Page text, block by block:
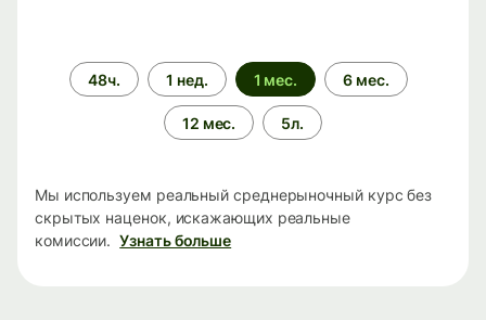
Период
времени
48ч. 1 нед. 1 мес. 6 мес.
12 мес. 5л.
Мы используем реальный среднерыночный курс без
скрытых наценок, искажающих реальные
комиссии. Узнать больше